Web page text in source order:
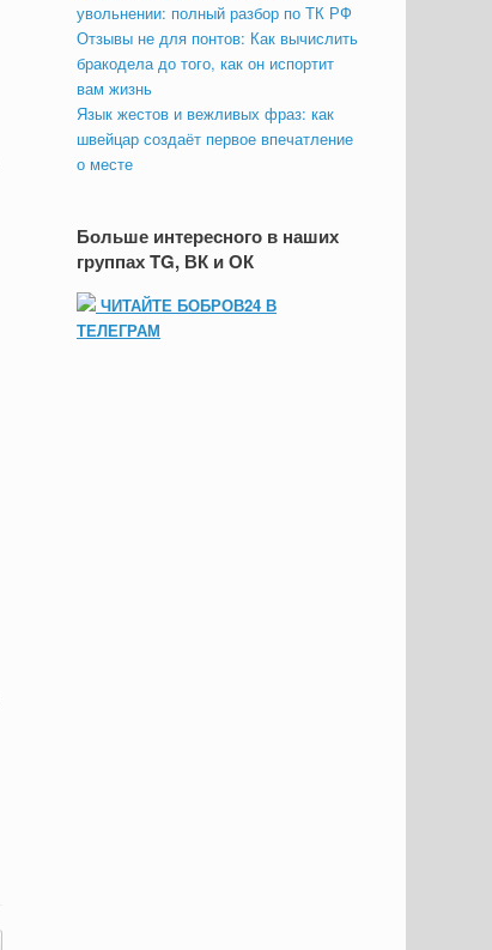
увольнении: полный разбор по ТК РФ
Отзывы не для понтов: Как вычислить
бракодела до того, как он испортит
вам жизнь
Язык жестов и вежливых фраз: как
швейцар создаёт первое впечатление
о месте
Больше интересного в наших
группах TG, ВК и ОК
ЧИТАЙТЕ БОБРОВ24 В
ТЕЛЕГРАМ